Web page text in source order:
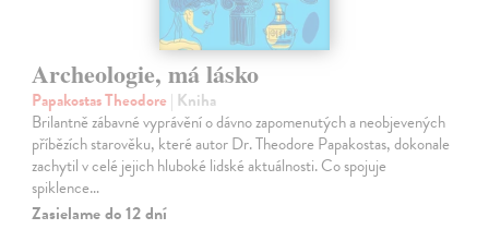
Archeologie, má lásko
Papakostas Theodore | Kniha
Brilantně zábavné vyprávění o dávno zapomenutých a neobjevených
příbězích starověku, které autor Dr. Theodore Papakostas, dokonale
zachytil v celé jejich hluboké lidské aktuálnosti. Co spojuje
spiklence…
Zasielame do 12 dní